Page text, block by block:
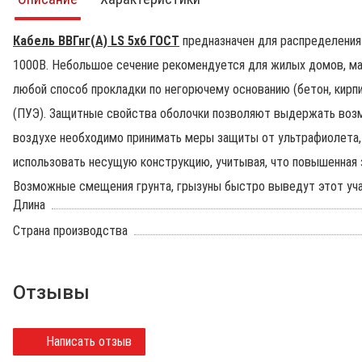
Кабель ВВГнг(А) LS 5х6 ГОСТ предназначен для
1000В. Небольшое сечение рекомендуется для жилых домов,
любой способ прокладки по негорючему основанию (бетон,
(ПУЭ). Защитные свойства оболочки позволяют выдержать
воздухе необходимо принимать меры защиты от
использовать несущую конструкцию, учитывая, что
Возможные смещения грунта, грызуны быстро выведут этот
Длина
Страна производства
Отзывы
Написать отзыв